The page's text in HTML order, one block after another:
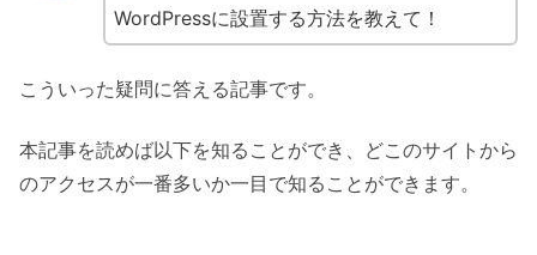
WordPressに設置する方法を教えて！
こういった疑問に答える記事です。
本記事を読めば以下を知ることができ、どこのサイトから
のアクセスが一番多いか一目で知ることができます。